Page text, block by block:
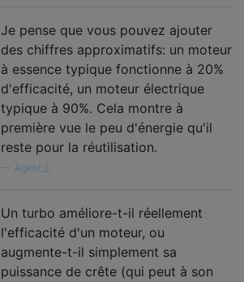
Je pense que vous pouvez ajouter
des chiffres approximatifs: un moteur
à essence typique fonctionne à 20%
d'efficacité, un moteur électrique
typique à 90%. Cela montre à
première vue le peu d'énergie qu'il
reste pour la réutilisation.
Agent_L
Un turbo améliore-t-il réellement
l'efficacité d'un moteur, ou
augmente-t-il simplement sa
puissance de crête (qui peut à son